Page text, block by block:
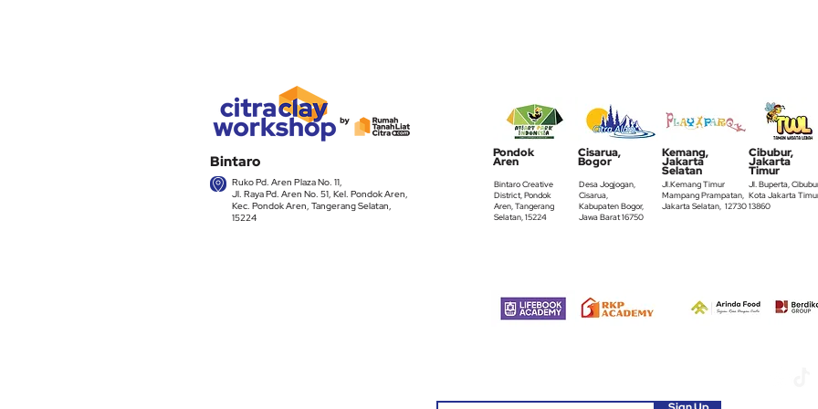
Bintaro
Ruko Pd. Aren Plaza No. 11,
Jl. Raya Pd. Aren No. 51, Kel. Pondok Aren,
Kec. Pondok Aren, Tangerang Selatan,
15224
Pondok
Aren
Cisarua,
Bogor
Kemang,
Jakarta
Selatan
Bintaro Creative
District, Pondok
Aren, Tangerang
Selatan, 15224
Desa Jogjogan,
Cisarua,
Kabupaten Bogor,
Jawa Barat 16750
Jl.Kemang Timur
Mampang Prampatan,
Jakarta Selatan, 12730
Cibubur,
Jakarta
Timur
Jl. Buperta,
Kota Jakarta
13860